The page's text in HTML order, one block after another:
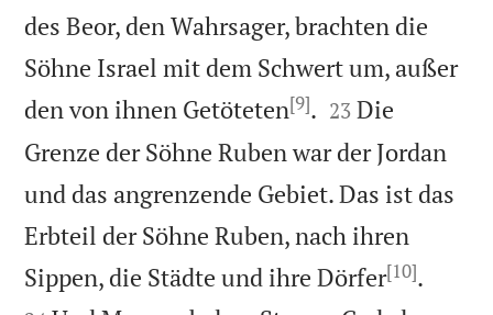
des Beor, den Wahrsager, brachten die
Söhne Israel mit dem Schwert um, außer
den von ihnen Getöteten[9]. 

23 Die
Grenze der Söhne Ruben war der Jordan
und das angrenzende Gebiet. Das ist das
Erbteil der Söhne Ruben, nach ihren
Sippen, die Städte und ihre Dörfer[10].